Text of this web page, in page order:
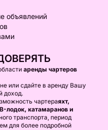
объявлений
аренды чартеров
или сдайте в аренду Вашу
доход.
чартераяхт,
лодок, катамаранов и
транспорта, период
для более подробной